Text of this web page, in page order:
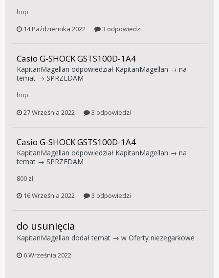
hop
14 Października 2022
3 odpowiedzi
Casio G-SHOCK GSTS100D-1A4
KapitanMagellan odpowiedział KapitanMagellan → na
temat → SPRZEDAM
hop
27 Września 2022
3 odpowiedzi
Casio G-SHOCK GSTS100D-1A4
KapitanMagellan odpowiedział KapitanMagellan → na
temat → SPRZEDAM
800 zł
16 Września 2022
3 odpowiedzi
do usunięcia
KapitanMagellan dodał temat → w Oferty niezegarkowe
6 Września 2022